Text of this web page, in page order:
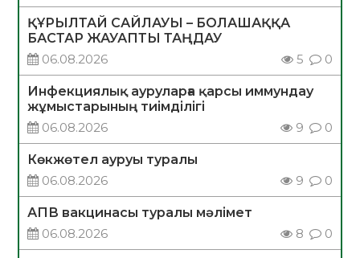
ҚҰРЫЛТАЙ САЙЛАУЫ – БОЛАШАҚҚА
БАСТАР ЖАУАПТЫ ТАҢДАУ
06.08.2026
5 0
Инфекциялық ауруларға қарсы иммундау
жұмыстарының тиімділігі
06.08.2026
9 0
Көкжөтел ауруы туралы
06.08.2026
9 0
АПВ вакцинасы туралы мәлімет
06.08.2026
8 0